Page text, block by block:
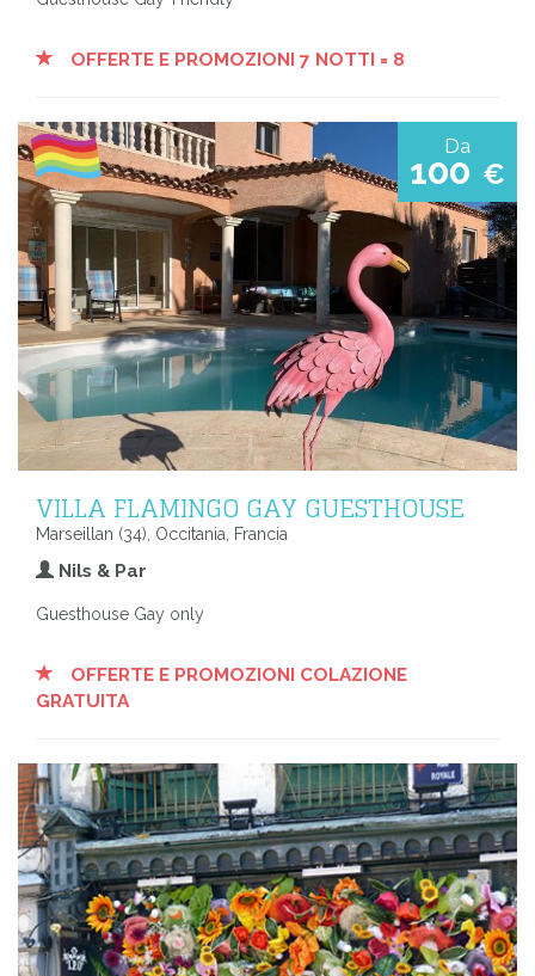
OFFERTE E PROMOZIONI 7 NOTTI = 8
Da
100 €
VILLA FLAMINGO GAY GUESTHOUSE
Marseillan (34), Occitania, Francia
Nils & Par
Guesthouse Gay only
OFFERTE E PROMOZIONI COLAZIONE
GRATUITA